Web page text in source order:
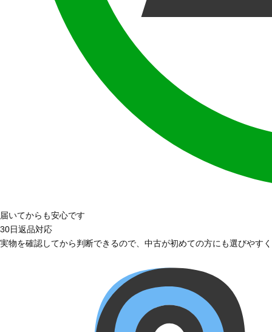
届いてからも安心です
30日返品対応
実物を確認してから判断できるので、中古が初めての方にも選びやす